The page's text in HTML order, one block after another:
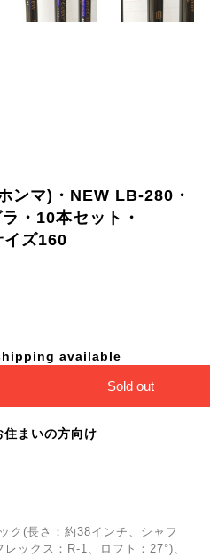
ンマ)・NEW LB-280・
・10本セット・
ズ160
available
Sold out
住まいの方向け
ク(長さ：約38インチ、シャフ
ックス：R-1、ロフト：27°)、